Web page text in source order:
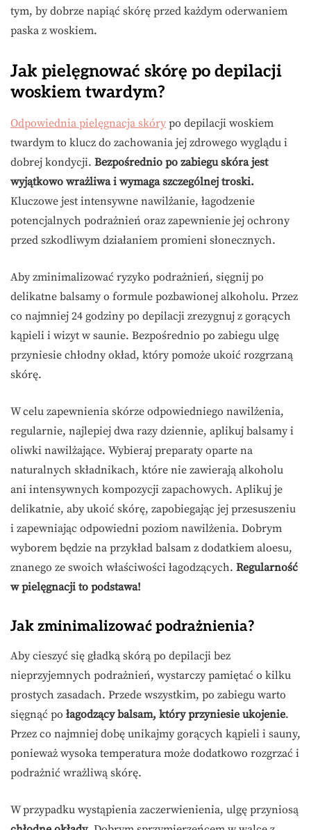
tym, by dobrze napiąć skórę przed każdym oderwaniem
paska z woskiem.
Jak pielęgnować skórę po depilacji
woskiem twardym?
Odpowiednia pielęgnacja skóry po depilacji woskiem
twardym to klucz do zachowania jej zdrowego wyglądu i
dobrej kondycji. Bezpośrednio po zabiegu skóra jest
wyjątkowo wrażliwa i wymaga szczególnej troski.
Kluczowe jest intensywne nawilżanie, łagodzenie
potencjalnych podrażnień oraz zapewnienie jej ochrony
przed szkodliwym działaniem promieni słonecznych.
Aby zminimalizować ryzyko podrażnień, sięgnij po
delikatne balsamy o formule pozbawionej alkoholu. Przez
co najmniej 24 godziny po depilacji zrezygnuj z gorących
kąpieli i wizyt w saunie. Bezpośrednio po zabiegu ulgę
przyniesie chłodny okład, który pomoże ukoić rozgrzaną
skórę.
W celu zapewnienia skórze odpowiedniego nawilżenia,
regularnie, najlepiej dwa razy dziennie, aplikuj balsamy i
oliwki nawilżające. Wybieraj preparaty oparte na
naturalnych składnikach, które nie zawierają alkoholu
ani intensywnych kompozycji zapachowych. Aplikuj je
delikatnie, aby ukoić skórę, zapobiegając jej przesuszeniu
i zapewniając odpowiedni poziom nawilżenia. Dobrym
wyborem będzie na przykład balsam z dodatkiem aloesu,
znanego ze swoich właściwości łagodzących. Regularność
w pielęgnacji to podstawa!
Jak zminimalizować podrażnienia?
Aby cieszyć się gładką skórą po depilacji bez
nieprzyjemnych podrażnień, wystarczy pamiętać o kilku
prostych zasadach. Przede wszystkim, po zabiegu warto
sięgnąć po łagodzący balsam, który przyniesie ukojenie.
Przez co najmniej dobę unikajmy gorących kąpieli i sauny,
ponieważ wysoka temperatura może dodatkowo rozgrzać i
podrażnić wrażliwą skórę.
W przypadku wystąpienia zaczerwienienia, ulgę przyniosą